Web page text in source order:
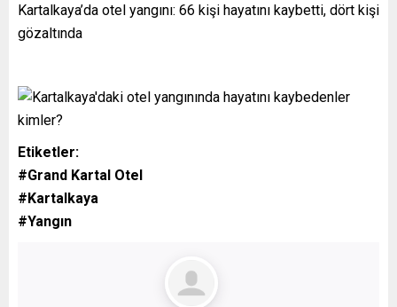
Kartalkaya’da otel yangını: 66 kişi hayatını kaybetti, dört kişi
gözaltında
Etiketler:
#Grand Kartal Otel
#Kartalkaya
#Yangın